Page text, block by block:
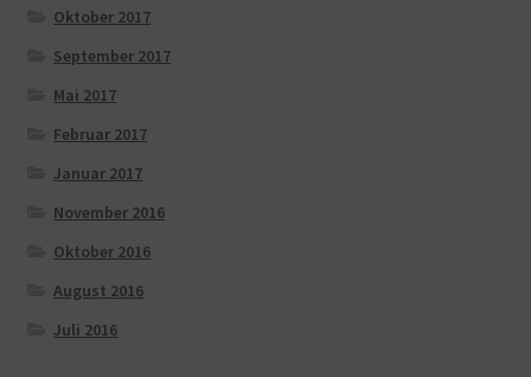
Oktober 2017
September 2017
Mai 2017
Februar 2017
Januar 2017
November 2016
Oktober 2016
August 2016
Juli 2016